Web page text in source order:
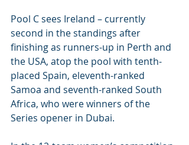
Pool C sees Ireland – currently
second in the standings after
finishing as runners-up in Perth and
the USA, atop the pool with tenth-
placed Spain, eleventh-ranked
Samoa and seventh-ranked South
Africa, who were winners of the
Series opener in Dubai.